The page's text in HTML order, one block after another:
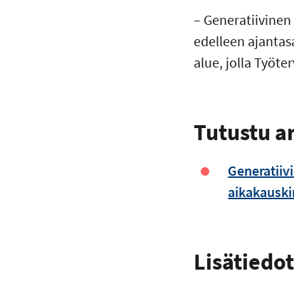
–
edelleen
alue, jolla
Tutustu
Lisätiedot